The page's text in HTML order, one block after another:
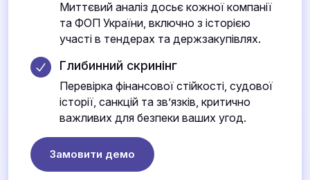
Миттєвий аналіз досьє кожної компанії
та ФОП України, включно з історією
участі в тендерах та держзакупівлях.
Глибинний скринінг
Перевірка фінансової стійкості, судової
історії, санкцій та зв’язків, критично
важливих для безпеки ваших угод.
Замовити демо